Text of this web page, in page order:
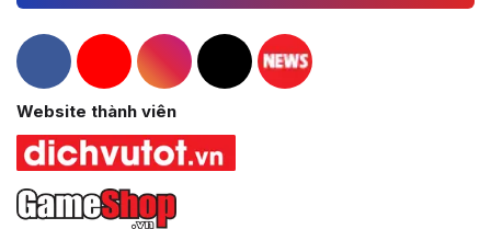
Hacom Facebook
Hacom YouTube
Hacom Instagram
Hacom TikTok
Website thành viên